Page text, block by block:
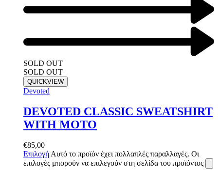
SOLD OUT
SOLD OUT
QUICKVIEW
Devoted
DEVOTED CLASSIC SWEATSHIRT
WITH MOTO
€85,00
Επιλογή Αυτό το προϊόν έχει πολλαπλές παραλλαγές. Οι
επιλογές μπορούν να επιλεγούν στη σελίδα του προϊόντος